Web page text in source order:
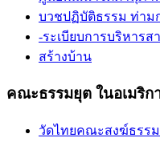
บวชปฏิบัติธรรม ท่าม
-ระเบียบการบริหารส
สร้างบ้าน
คณะธรรมยุต ในอเมริก
วัดไทยคณะสงฆ์ธรรม